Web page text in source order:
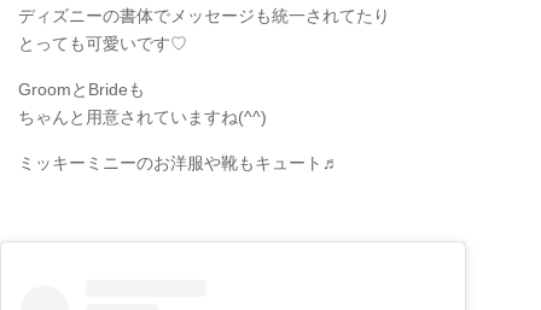
ディズニーの書体でメッセージも統一されてたり
とっても可愛いです♡
GroomとBrideも
ちゃんと用意されていますね(^^)
ミッキーミニーのお洋服や靴もキュート♬